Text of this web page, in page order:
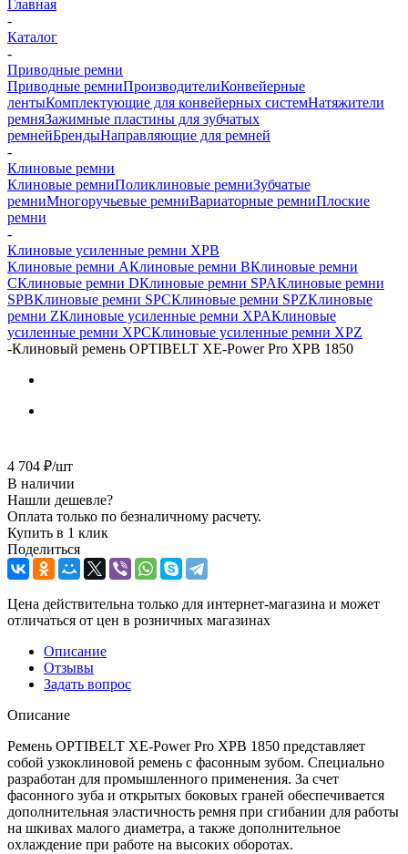
Главная
-
Каталог
-
Приводные ремни
Приводные ремниПроизводителиКонвейерные
лентыКомплектующие для конвейерных системНатяжители
ремняЗажимные пластины для зубчатых
ремнейБрендыНаправляющие для ремней
-
Клиновые ремни
Клиновые ремниПоликлиновые ремниЗубчатые
ремниМногоручьевые ремниВариаторные ремниПлоские
ремни
-
Клиновые усиленные ремни XPB
Клиновые ремни AКлиновые ремни BКлиновые ремни
CКлиновые ремни DКлиновые ремни SPAКлиновые ремни
SPBКлиновые ремни SPCКлиновые ремни SPZКлиновые
ремни ZКлиновые усиленные ремни XPAКлиновые
усиленные ремни XPCКлиновые усиленные ремни XPZ
-Клиновый ремень OPTIBELT XE-Power Pro XPB 1850
4 704 ₽/шт
В наличии
Нашли дешевле?
Оплата только по безналичному расчету.
Купить в 1 клик
Поделиться
Цена действительна только для интернет-магазина и может
отличаться от цен в розничных магазинах
Описание
Отзывы
Задать вопрос
Описание
Ремень OPTIBELT XE-Power Pro XPB 1850 представляет
собой узкоклиновой ремень с фасонным зубом. Специально
разработан для промышленного применения. За счет
фасонного зуба и открытых боковых граней обеспечивается
дополнительная эластичность ремня при сгибании для работы
на шкивах малого диаметра, а также дополнительное
охлаждение при работе на высоких оборотах.